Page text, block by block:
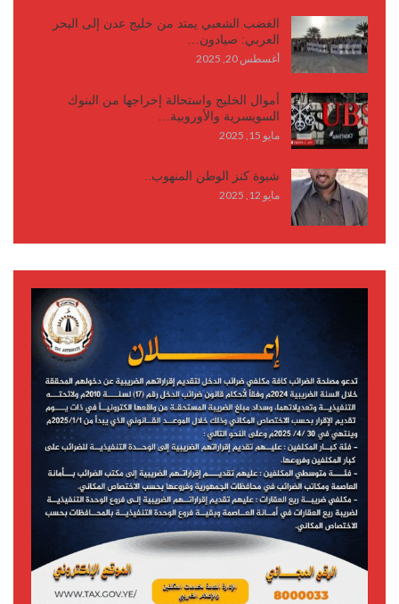
الغضب الشعبي يمتد من خليج عدن إلى البحر
العربي: صيادون…
أغسطس 20, 2025
أموال الخليج واستحالة إخراجها من البنوك
السويسرية والأوروبية…
مايو 15, 2025
شبوة كنز الوطن المنهوب..
مايو 12, 2025